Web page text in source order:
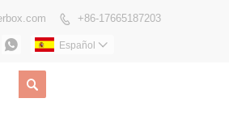
 +86-17665187203
 Español 
